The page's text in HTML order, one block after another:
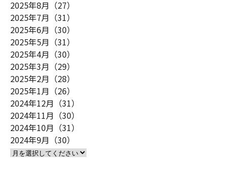
2025年8月（27）
2025年7月（31）
2025年6月（30）
2025年5月（31）
2025年4月（30）
2025年3月（29）
2025年2月（28）
2025年1月（26）
2024年12月（31）
2024年11月（30）
2024年10月（31）
2024年9月（30）